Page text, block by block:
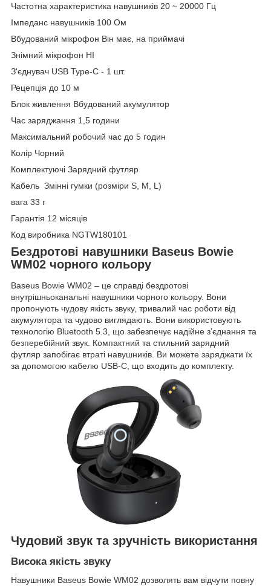
Частотна характеристика навушників 20 ~ 20000 Гц
Імпеданс навушників 100 Ом
Вбудований мікрофон Він має, на приймачі
Знімний мікрофон НІ
З'єднувач USB Type-C - 1 шт.
Рецепція до 10 м
Блок живлення Вбудований акумулятор
Час заряджання 1,5 години
Максимальний робочий час до 5 годин
Колір Чорний
Комплектуючі Зарядний футляр
Кабель Змінні гумки (розміри S, M, L)
вага 33 г
Гарантія 12 місяців
Код виробника NGTW180101
Бездротові навушники Baseus Bowie
WM02 чорного кольору
Baseus Bowie WM02 – це справді бездротові
внутрішньоканальні навушники чорного кольору. Вони
пропонують чудову якість звуку, тривалий час роботи від
акумулятора та чудово виглядають. Вони використовують
технологію Bluetooth 5.3, що забезпечує надійне з’єднання та
безперебійний звук. Компактний та стильний зарядний
футляр запобігає втраті навушників. Ви можете заряджати їх
за допомогою кабелю USB-C, що входить до комплекту.
Чудовий звук та зручність використання
Висока якість звуку
Навушники Baseus Bowie WM02 дозволять вам відчути повну